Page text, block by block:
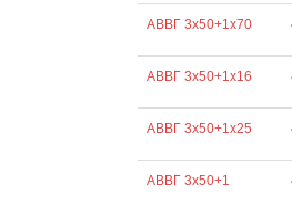
АВВГ 3х50+1х70
АВВГ 3х50+1х16
АВВГ 3х50+1х25
АВВГ 3х50+1